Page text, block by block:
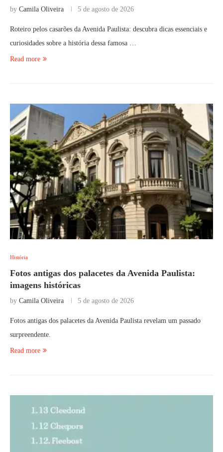
by Camila Oliveira 5 de agosto de 2026
Roteiro pelos casarões da Avenida Paulista: descubra dicas essenciais e
curiosidades sobre a história dessa famosa …
Read more
História
Fotos antigas dos palacetes da Avenida Paulista:
imagens históricas
by Camila Oliveira 5 de agosto de 2026
Fotos antigas dos palacetes da Avenida Paulista revelam um passado
surpreendente.
Read more